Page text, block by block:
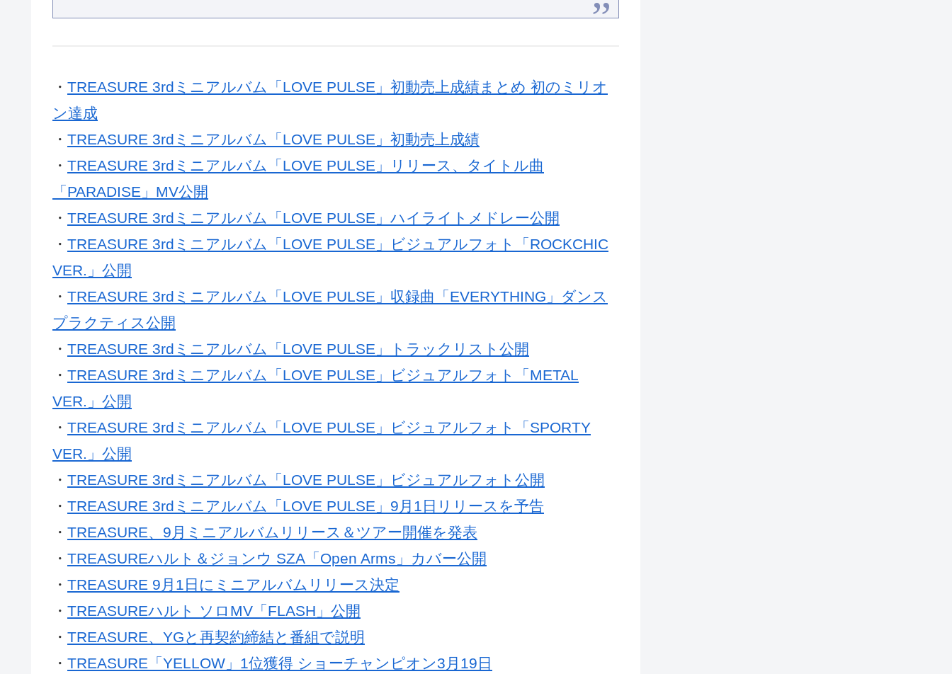
・ TREASURE 3rdミニアルバム「LOVE PULSE」初動売上成績まとめ 初のミリオ
ン達成
・ TREASURE 3rdミニアルバム「LOVE PULSE」初動売上成績
・ TREASURE 3rdミニアルバム「LOVE PULSE」リリース、タイトル曲
「PARADISE」MV公開
・ TREASURE 3rdミニアルバム「LOVE PULSE」ハイライトメドレー公開
・ TREASURE 3rdミニアルバム「LOVE PULSE」ビジュアルフォト「ROCKCHIC
VER.」公開
・ TREASURE 3rdミニアルバム「LOVE PULSE」収録曲「EVERYTHING」ダンス
プラクティス公開
・ TREASURE 3rdミニアルバム「LOVE PULSE」トラックリスト公開
・ TREASURE 3rdミニアルバム「LOVE PULSE」ビジュアルフォト「METAL
VER.」公開
・ TREASURE 3rdミニアルバム「LOVE PULSE」ビジュアルフォト「SPORTY
VER.」公開
・ TREASURE 3rdミニアルバム「LOVE PULSE」ビジュアルフォト公開
・ TREASURE 3rdミニアルバム「LOVE PULSE」9月1日リリースを予告
・ TREASURE、9月ミニアルバムリリース＆ツアー開催を発表
・ TREASUREハルト＆ジョンウ SZA「Open Arms」カバー公開
・ TREASURE 9月1日にミニアルバムリリース決定
・ TREASUREハルト ソロMV「FLASH」公開
・ TREASURE、YGと再契約締結と番組で説明
・ TREASURE「YELLOW」1位獲得 ショーチャンピオン3月19日